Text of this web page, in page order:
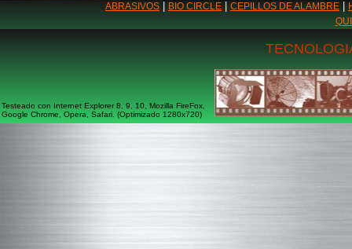
ABRASIVOS BIO CIRCLE CEPILLOS DE ALAMBRE
Testeado con Internet Explorer 8, 9, 10, Mozilla FireFox,
Google Chrome, Opera, Safari. (Optimizado 1280x720)